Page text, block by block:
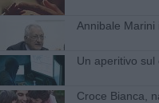
Annibale Marini
Un aperitivo
Croce Bianca,